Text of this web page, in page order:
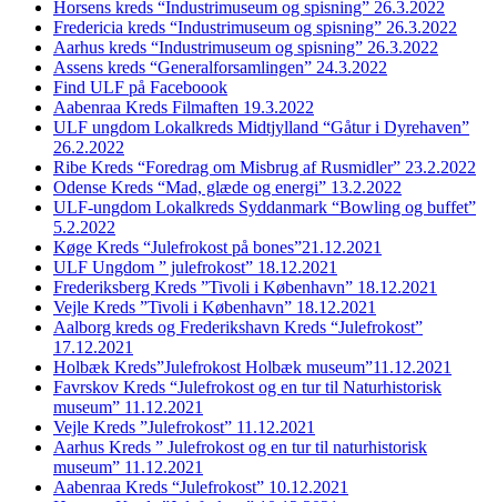
Horsens kreds “Industrimuseum og spisning” 26.3.2022
Fredericia kreds “Industrimuseum og spisning” 26.3.2022
Aarhus kreds “Industrimuseum og spisning” 26.3.2022
Assens kreds “Generalforsamlingen” 24.3.2022
Find ULF på Faceboook
Aabenraa Kreds Filmaften 19.3.2022
ULF ungdom Lokalkreds Midtjylland “Gåtur i Dyrehaven”
26.2.2022
Ribe Kreds “Foredrag om Misbrug af Rusmidler” 23.2.2022
Odense Kreds “Mad, glæde og energi” 13.2.2022
ULF-ungdom Lokalkreds Syddanmark “Bowling og buffet”
5.2.2022
Køge Kreds “Julefrokost på bones”21.12.2021
ULF Ungdom ” julefrokost” 18.12.2021
Frederiksberg Kreds ”Tivoli i København” 18.12.2021
Vejle Kreds ”Tivoli i København” 18.12.2021
Aalborg kreds og Frederikshavn Kreds “Julefrokost”
17.12.2021
Holbæk Kreds”Julefrokost Holbæk museum”11.12.2021
Favrskov Kreds “Julefrokost og en tur til Naturhistorisk
museum” 11.12.2021
Vejle Kreds ”Julefrokost” 11.12.2021
Aarhus Kreds ” Julefrokost og en tur til naturhistorisk
museum” 11.12.2021
Aabenraa Kreds “Julefrokost” 10.12.2021